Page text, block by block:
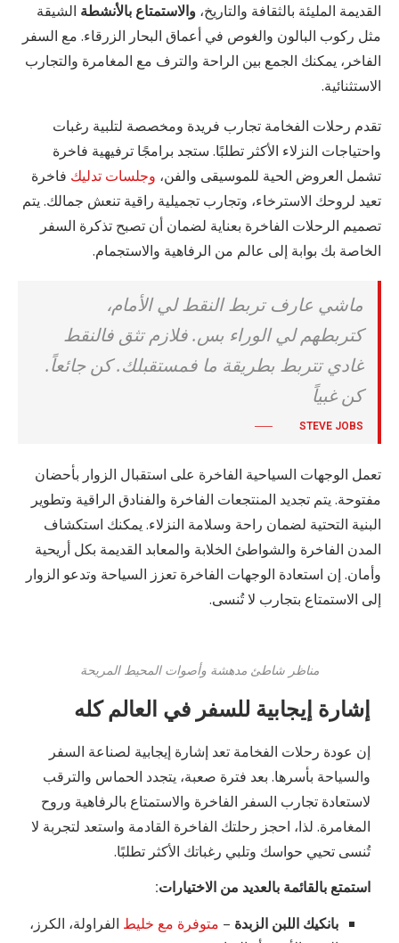
القديمة المليئة بالثقافة والتاريخ، والاستمتاع بالأنشطة الشيقة
مثل ركوب البالون والغوص في أعماق البحار الزرقاء. مع السفر
الفاخر، يمكنك الجمع بين الراحة والترف مع المغامرة والتجارب
الاستثنائية.
تقدم رحلات الفخامة تجارب فريدة ومخصصة لتلبية رغبات
واحتياجات النزلاء الأكثر تطلبًا. ستجد برامجًا ترفيهية فاخرة
تشمل العروض الحية للموسيقى والفن، وجلسات تدليك فاخرة
تعيد لروحك الاسترخاء، وتجارب تجميلية راقية تنعش جمالك. يتم
تصميم الرحلات الفاخرة بعناية لضمان أن تصبح تذكرة السفر
الخاصة بك بوابة إلى عالم من الرفاهية والاستجمام.
ماشي عارف تربط النقط لي الأمام،
كتربطهم لي الوراء بس. فلازم تثق فالنقط
غادي تتربط بطريقة ما فمستقبلك. كن جائعاً.
كن غبياً
STEVE JOBS
تعمل الوجهات السياحية الفاخرة على استقبال الزوار بأحضان
مفتوحة. يتم تجديد المنتجعات الفاخرة والفنادق الراقية وتطوير
البنية التحتية لضمان راحة وسلامة النزلاء. يمكنك استكشاف
المدن الفاخرة والشواطئ الخلابة والمعابد القديمة بكل أريحية
وأمان. إن استعادة الوجهات الفاخرة تعزز السياحة وتدعو الزوار
إلى الاستمتاع بتجارب لا تُنسى.
مناظر شاطئ مدهشة وأصوات المحيط المريحة
إشارة إيجابية للسفر في العالم كله
إن عودة رحلات الفخامة تعد إشارة إيجابية لصناعة السفر
والسياحة بأسرها. بعد فترة صعبة، يتجدد الحماس والترقب
لاستعادة تجارب السفر الفاخرة والاستمتاع بالرفاهية وروح
المغامرة. لذا، احجز رحلتك الفاخرة القادمة واستعد لتجربة لا
تُنسى تحيي حواسك وتلبي رغباتك الأكثر تطلبًا.
استمتع بالقائمة بالعديد من الاختيارات:
بانكيك اللبن الزبدة – متوفرة مع خليط الفراولة، الكرز،